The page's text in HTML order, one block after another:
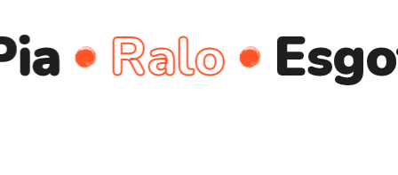
Esgoto